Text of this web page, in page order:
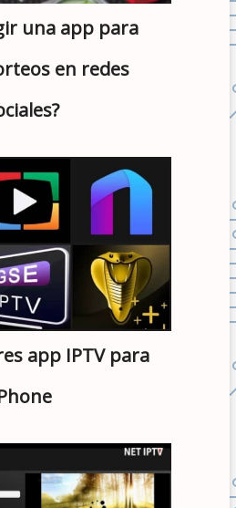
en redes